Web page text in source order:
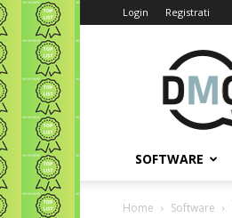
Login Registrati
SOFTWARE
Home Software